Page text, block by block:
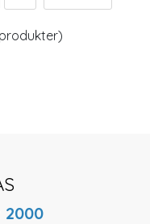
produkter)